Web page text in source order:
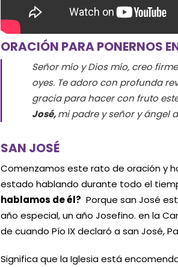
ORACIÓN PARA PONERNOS
Señor mío y Dios mío, creo
oyes. Te adoro con profunda
gracia para hacer con fruto
José,mi padre y señor y ángel
SAN JOSÉ
Comenzamos este rato de oración y
estado hablando durante todo el
hablamos de él? Porque san José
año especial, un año Josefino. en la
de cuando Pío IX declaró a san José,
Significa que la Iglesia está